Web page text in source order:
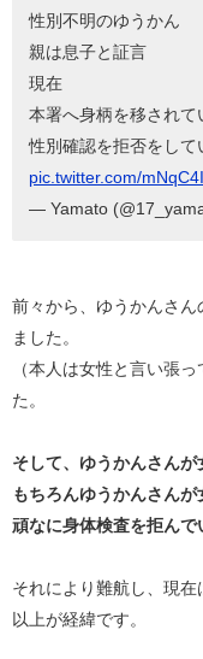
性別不明のゆうかん
親は息子と証言
現在
本署へ身柄を移されて
性別確認を拒否をして
pic.twitter.com/
— Yamato
前々から、ゆうかんさ
ました。
（本人は女性と言い張
た。
そして、ゆうかんさんが
もちろんゆうかんさん
頑なに身体検査を拒んで
それにより難航し、現在
以上が経緯です。